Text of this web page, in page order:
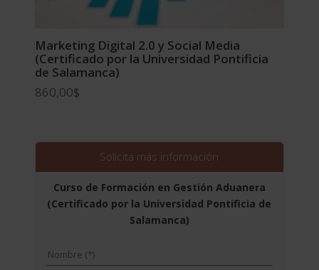
Marketing Digital 2.0 y Social Media
(Certificado por la Universidad Pontificia
de Salamanca)
860,00$
Solicita más información
Curso de Formación en Gestión Aduanera
(Certificado por la Universidad Pontificia de
Salamanca)